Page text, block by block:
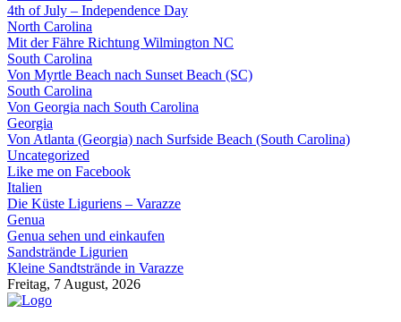
4th of July – Independence Day
North Carolina
Mit der Fähre Richtung Wilmington NC
South Carolina
Von Myrtle Beach nach Sunset Beach (SC)
South Carolina
Von Georgia nach South Carolina
Georgia
Von Atlanta (Georgia) nach Surfside Beach (South Carolina)
Uncategorized
Like me on Facebook
Italien
Die Küste Liguriens – Varazze
Genua
Genua sehen und einkaufen
Sandstrände Ligurien
Kleine Sandtstrände in Varazze
Freitag, 7 August, 2026